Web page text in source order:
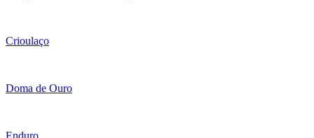
Crioulaço
Doma de Ouro
Enduro